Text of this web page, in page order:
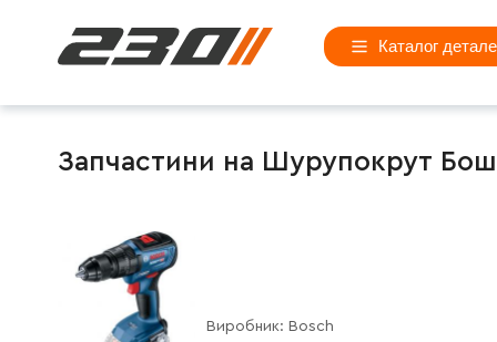
Каталог
Запчастини на Шурупокрут Бош
Виробник: Bosch